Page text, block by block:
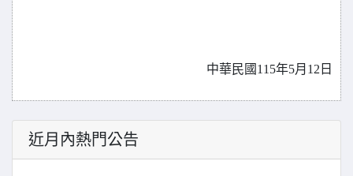
中華民國115年5月12日
近月內熱門公告